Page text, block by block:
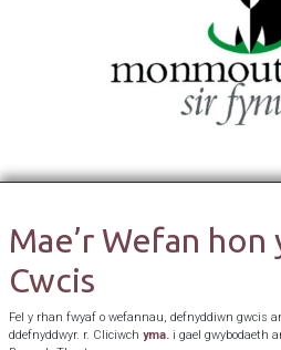
Mae’r Wefan
Cwcis
Fel y rhan fwyaf o wefannau, defnyddiwn gwcis
ddefnyddwyr. r. Cliciwch yma. i gael gwybodaeth